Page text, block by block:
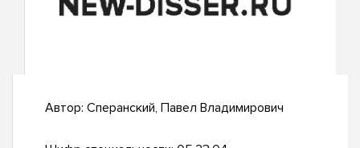
Автор: Сперанский, Павел Владимирович